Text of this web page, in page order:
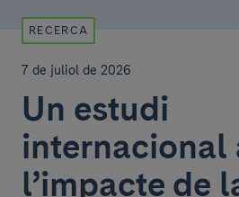
RECERCA
7 de juliol de 2026
Un estudi
internacional
l’impacte de